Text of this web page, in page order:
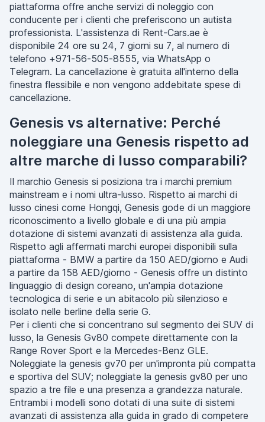
piattaforma offre anche servizi di noleggio con
conducente per i clienti che preferiscono un autista
professionista. L'assistenza di Rent-Cars.ae è
disponibile 24 ore su 24, 7 giorni su 7, al numero di
telefono +971-56-505-8555, via WhatsApp o
Telegram. La cancellazione è gratuita all'interno della
finestra flessibile e non vengono addebitate spese di
cancellazione.
Genesis vs alternative: Perché
noleggiare una Genesis rispetto ad
altre marche di lusso comparabili?
Il marchio Genesis si posiziona tra i marchi premium
mainstream e i nomi ultra-lusso. Rispetto ai marchi di
lusso cinesi come Hongqi, Genesis gode di un maggiore
riconoscimento a livello globale e di una più ampia
dotazione di sistemi avanzati di assistenza alla guida.
Rispetto agli affermati marchi europei disponibili sulla
piattaforma - BMW a partire da 150 AED/giorno e Audi
a partire da 158 AED/giorno - Genesis offre un distinto
linguaggio di design coreano, un'ampia dotazione
tecnologica di serie e un abitacolo più silenzioso e
isolato nelle berline della serie G.
Per i clienti che si concentrano sul segmento dei SUV di
lusso, la Genesis Gv80 compete direttamente con la
Range Rover Sport e la Mercedes-Benz GLE.
Noleggiate la genesis gv70 per un'impronta più compatta
e sportiva del SUV; noleggiate la genesis gv80 per uno
spazio a tre file e una presenza a grandezza naturale.
Entrambi i modelli sono dotati di una suite di sistemi
avanzati di assistenza alla guida in grado di competere